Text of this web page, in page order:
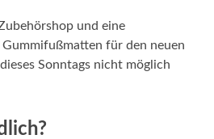
und eine
für den neuen
Sonntags nicht möglich